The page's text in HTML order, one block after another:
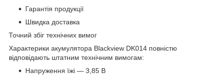
Гарантія продукції
Швидка доставка
Точний збіг технічних вимог
Характерики акумулятора Blackview DK014 повністю
відповідають штатним технічним вимогам:
Напруження їжі — 3,85 В